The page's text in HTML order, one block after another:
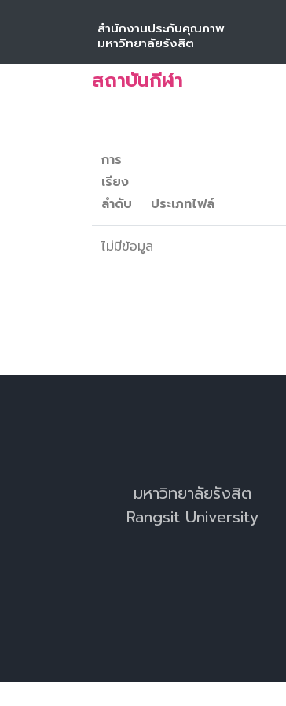
สำนักงานประกันคุณภาพ
มหาวิทยาลัยรังสิต
หน้าหลัก คลังข้อมูลคณะวิชา
สถาบันกีฬา
การ
เรียง
ลำดับ
ประเภทไฟล์
ไม่มีข้อมูล
มหาวิทยาลัยรังสิต
Rangsit University